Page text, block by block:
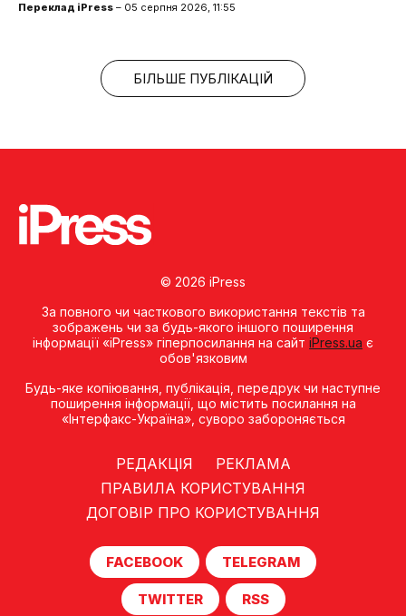
Переклад iPress – 05 серпня 2026, 11:55
БІЛЬШЕ ПУБЛІКАЦІЙ
© 2026 iPress
За повного чи часткового використання текстів та
зображень чи за будь-якого іншого поширення
інформації «iPress» гіперпосилання на сайт iPress.ua є
обов'язковим
Будь-яке копiювання, публiкацiя, передрук чи наступне
поширення iнформацiї, що мiстить посилання на
«Iнтерфакс-Україна», суворо забороняється
РЕДАКЦІЯ
РЕКЛАМА
ПРАВИЛА КОРИСТУВАННЯ
ДОГОВІР ПРО КОРИСТУВАННЯ
FACEBOOK TELEGRAM
TWITTER RSS